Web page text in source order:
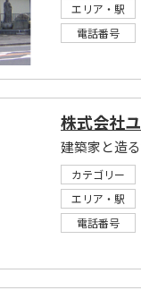
エリア・駅
電話番号
株式会社
建築家と造
カテゴリー
エリア・駅
電話番号